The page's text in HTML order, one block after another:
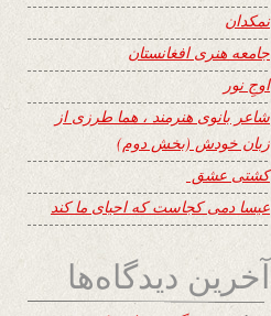
نمکدان
جامعه هنری افغانستان
اوجِ نور
شاعر بانوی هنرمند ، هما طرزی از
زبان خودش (بخش دوم)
کشتی عشق
عیسا دمی کجاست که احیای ما کند
آخرین دیدگاه‌ها